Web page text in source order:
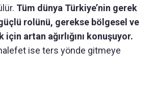
Tüm dünya Türkiye’nin gerek
rolünü, gerekse bölgesel ve
artan ağırlığını konuşuyor.
ise ters yönde gitmeye